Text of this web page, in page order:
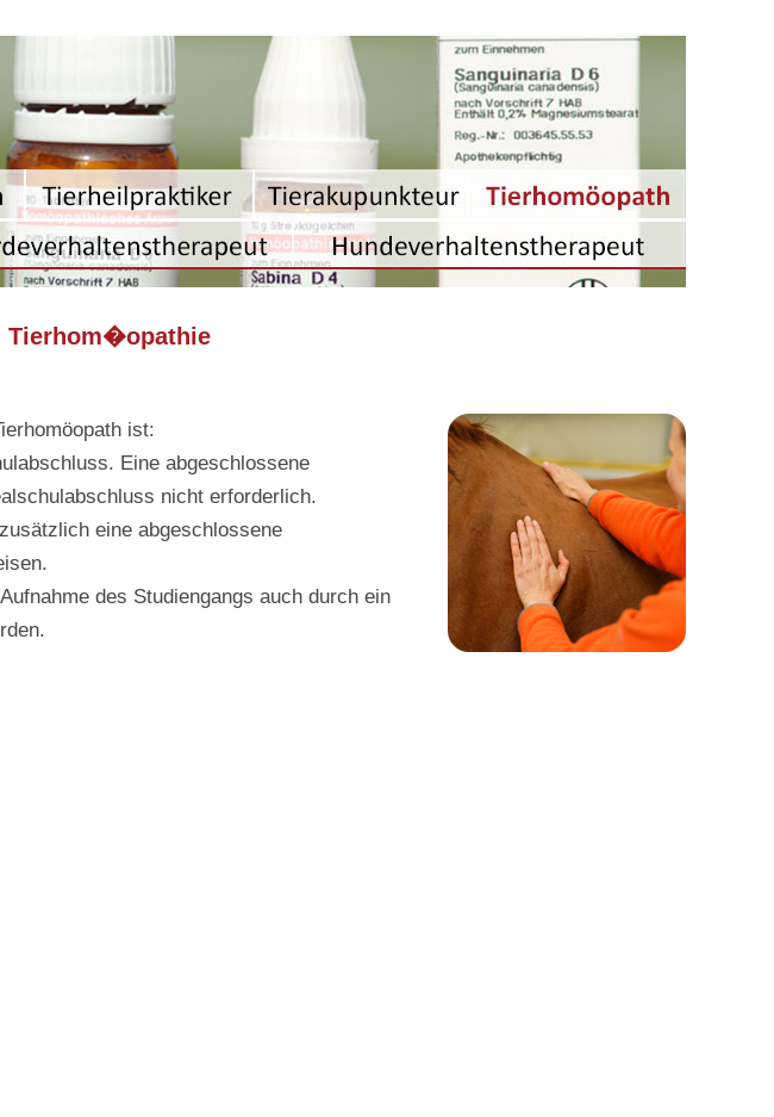
Tierhom�opathie
ist:
Eine abgeschlossene
nicht erforderlich.
eine abgeschlossene
des Studiengangs auch durch ein